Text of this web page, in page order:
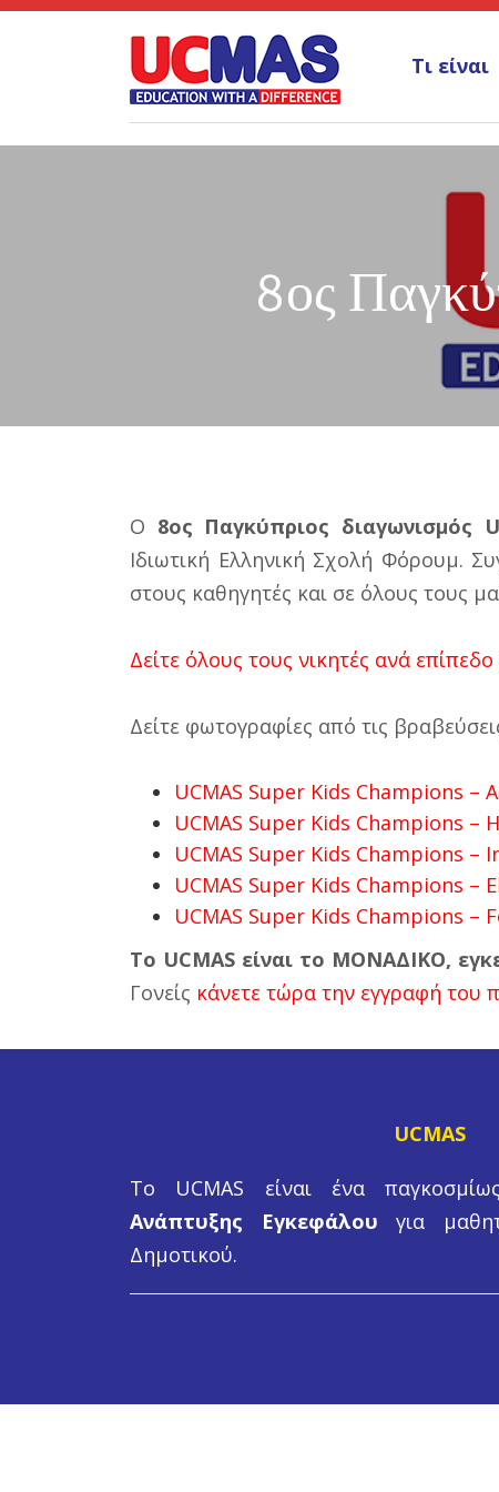
Τι είναι
8ος
Ο 8oς Παγκύπριoς διαγωνισμός
Ιδιωτική Ελληνική Σχολή Φόρουμ.
στους καθηγητές και σε όλους τους
Δείτε όλους τους νικητές ανά
Δείτε φωτογραφίες από τις
UCMAS Super Kids Champions –
UCMAS Super Kids Champions –
UCMAS Super Kids Champions –
UCMAS Super Kids Champions –
UCMAS Super Kids Champions –
Το UCMAS είναι το ΜΟΝΑΔΙΚΟ,
Γονείς κάνετε τώρα την εγγραφή του
UCMAS
Το UCMAS είναι ένα
Ανάπτυξης Εγκεφάλου για
Δημοτικού.